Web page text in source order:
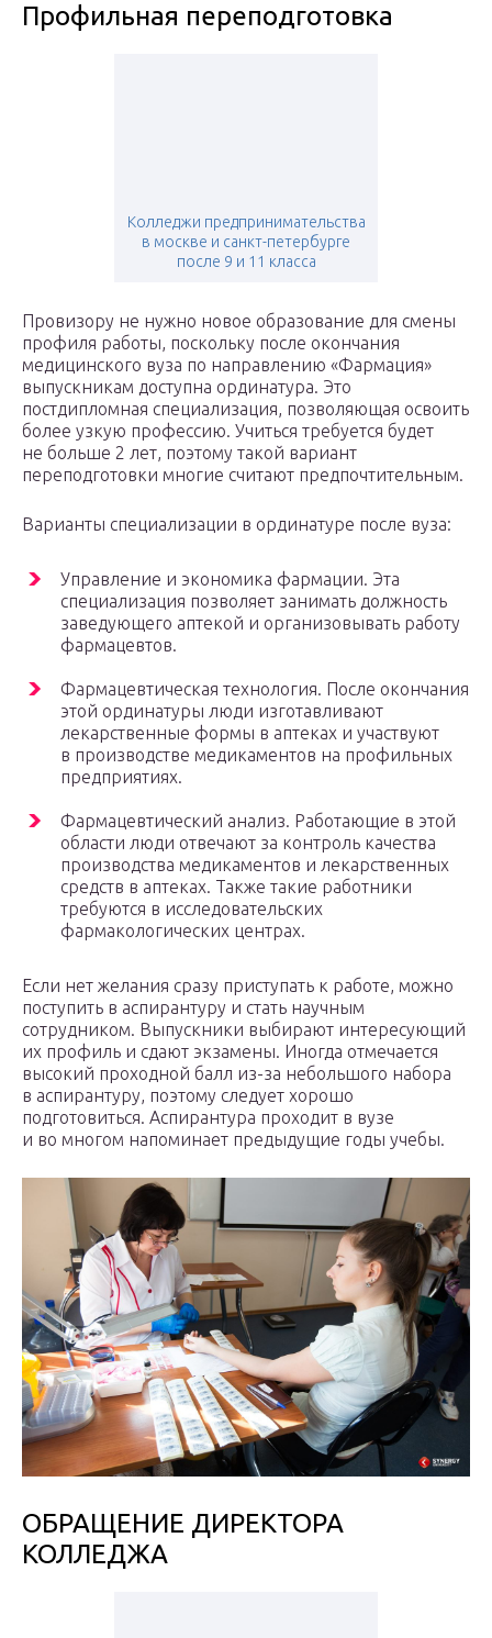
Профильная переподготовка
Колледжи предпринимательства
в москве и санкт-петербурге
после 9 и 11 класса
Провизору не нужно новое образование для смены
профиля работы, поскольку после окончания
медицинского вуза по направлению «Фармация»
выпускникам доступна ординатура. Это
постдипломная специализация, позволяющая освоить
более узкую профессию. Учиться требуется будет
не больше 2 лет, поэтому такой вариант
переподготовки многие считают предпочтительным.
Варианты специализации в ординатуре после вуза:
Управление и экономика фармации. Эта
специализация позволяет занимать должность
заведующего аптекой и организовывать работу
фармацевтов.
Фармацевтическая технология. После окончания
этой ординатуры люди изготавливают
лекарственные формы в аптеках и участвуют
в производстве медикаментов на профильных
предприятиях.
Фармацевтический анализ. Работающие в этой
области люди отвечают за контроль качества
производства медикаментов и лекарственных
средств в аптеках. Также такие работники
требуются в исследовательских
фармакологических центрах.
Если нет желания сразу приступать к работе, можно
поступить в аспирантуру и стать научным
сотрудником. Выпускники выбирают интересующий
их профиль и сдают экзамены. Иногда отмечается
высокий проходной балл из-за небольшого набора
в аспирантуру, поэтому следует хорошо
подготовиться. Аспирантура проходит в вузе
и во многом напоминает предыдущие годы учебы.
ОБРАЩЕНИЕ ДИРЕКТОРА
КОЛЛЕДЖА